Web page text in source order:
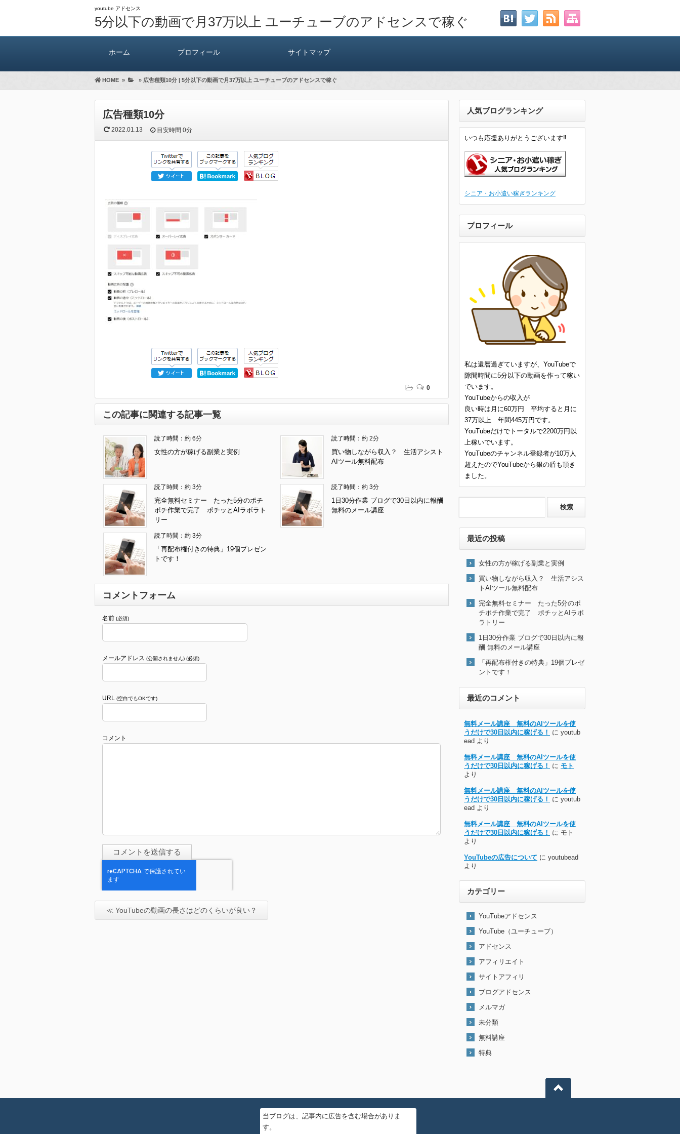
youtube アドセンス
5分以下の動画で月37万以上 ユーチューブのアドセンスで稼ぐ
ホーム プロフィール サイトマップ
HOME » » 広告種類10分 | 5分以下の動画で月37万以上 ユーチューブのアドセンスで稼ぐ
広告種類10分
2022.01.13 目安時間0分
0
この記事に関連する記事一覧
読了時間：約 6分
女性の方が稼げる副業と実例
読了時間：約 2分
買い物しながら収入？ 生活アシスト
AIツール無料配布
読了時間：約 3分
完全無料セミナー たった5分のポチ
ポチ作業で完了 ポチッとAIラボラト
リー
読了時間：約 3分
1日30分作業 ブログで30日以内に報酬
無料のメール講座
読了時間：約 3分
「再配布権付きの特典」19個プレゼン
トです！
コメントフォーム
名前 (必須)
メールアドレス (公開されません) (必須)
URL (空白でもOKです)
コメント
≪ YouTubeの動画の長さはどのくらいが良い？
人気ブログランキング
いつも応援ありがとうございます‼
シニア・お小遣い稼ぎランキング
プロフィール
私は還暦過ぎていますが、YouTubeで
隙間時間に5分以下の動画を作って稼い
でいます。
YouTubeからの収入が
良い時は月に60万円 平均すると月に
37万以上 年間445万円です。
YouTubeだけでトータルで2200万円以
上稼いでいます。
YouTubeのチャンネル登録者が10万人
超えたのでYouTubeから銀の盾も頂き
ました。
最近の投稿
女性の方が稼げる副業と実例
買い物しながら収入？ 生活アシス
トAIツール無料配布
完全無料セミナー たった5分のポ
チポチ作業で完了 ポチッとAIラボ
ラトリー
1日30分作業 ブログで30日以内に報
酬 無料のメール講座
「再配布権付きの特典」19個プレゼ
ントです！
最近のコメント
無料メール講座 無料のAIツールを使
うだけで30日以内に稼げる！
に youtub
ead より
無料メール講座 無料のAIツールを使
うだけで30日以内に稼げる！
に モト
より
無料メール講座 無料のAIツールを使
うだけで30日以内に稼げる！
に youtub
ead より
無料メール講座 無料のAIツールを使
うだけで30日以内に稼げる！
に モト
より
YouTubeの広告について に youtubead
より
カテゴリー
YouTubeアドセンス
YouTube（ユーチューブ）
アドセンス
アフィリエイト
サイトアフィリ
ブログアドセンス
メルマガ
未分類
無料講座
特典
当ブログは、記事内に広告を含む場合がありま
す。